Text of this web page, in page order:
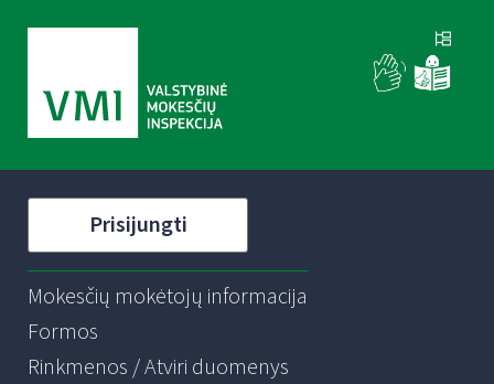
Prisijungti
Mokesčių mokėtojų informacija
Formos
Rinkmenos / Atviri duomenys